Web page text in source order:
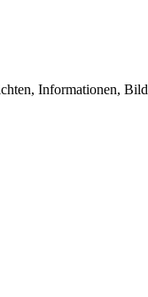
Informationen,